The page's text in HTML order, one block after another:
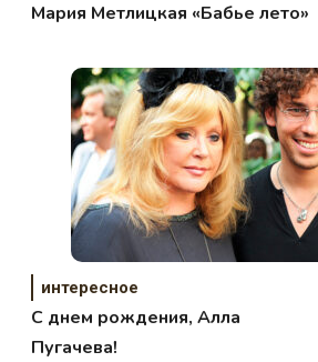
Мария Метлицкая «Бабье лето»
интересное
С днем рождения, Алла
Пугачева!